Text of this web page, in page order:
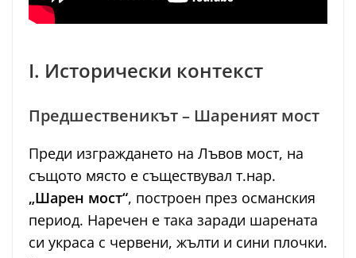
I. Исторически контекст
Предшественикът – Шареният мост
Преди изграждането на Лъвов мост, на
същото място е съществувал т.нар.
„Шарен мост“, построен през османския
период. Наречен е така заради шарената
си украса с червени, жълти и сини плочки.